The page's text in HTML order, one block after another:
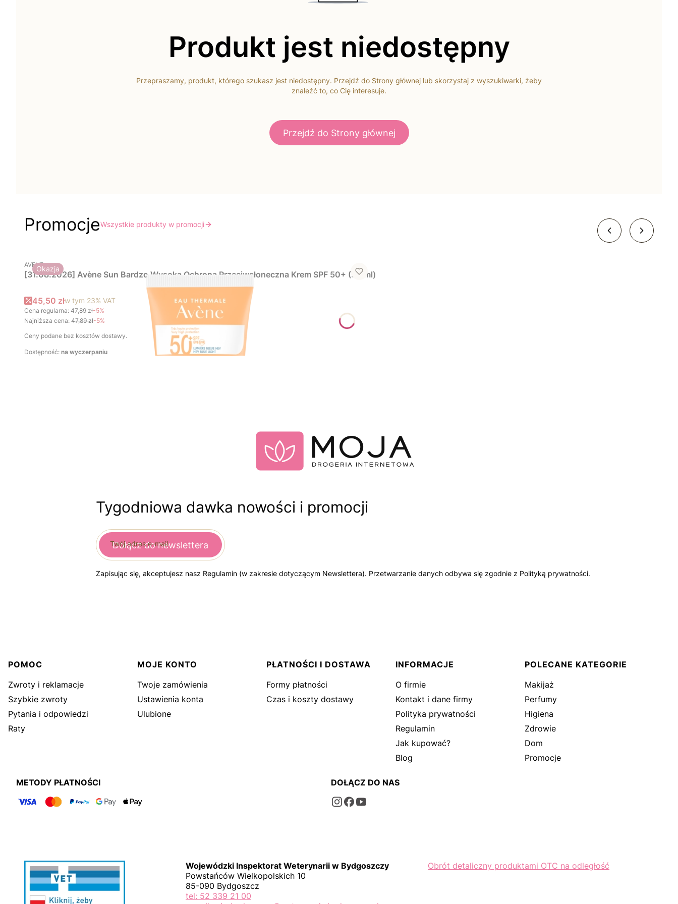
Produkt jest niedostępny
Przepraszamy, produkt, którego szukasz jest niedostępny. Przejdź do Strony głównej lub skorzystaj z wyszukiwarki, żeby
znaleźć to, co Cię interesuje.
Przejdź do Strony głównej
PromocjeWszystkie produkty w promocji
Okazja
PRODUCENT
AVENE
[31.08.2026] Avène Sun Bardzo Wysoka Ochrona Przeciwsłoneczna Krem SPF 50+ (50 ml)
Cena promocyjna brutto
45,50 złw tym 23% VAT
Cena regularna: 47,89 zł-5%
Najniższa cena: 47,89 zł-5%
Ceny podane bez kosztów dostawy.
Dostępność: na wyczerpaniu
Tygodniowa dawka nowości i promocji
Twój adres e-mail
Dołącz do newslettera
Zapisując się, akceptujesz nasz Regulamin (w zakresie dotyczącym Newslettera). Przetwarzanie danych odbywa się zgodnie z Polityką prywatności.
Linki w stopce
POMOC
Zwroty i reklamacje
Szybkie zwroty
Pytania i odpowiedzi
Raty
MOJE KONTO
Twoje zamówienia
Ustawienia konta
Ulubione
PŁATNOŚCI I DOSTAWA
Formy płatności
Czas i koszty dostawy
INFORMACJE
O firmie
Kontakt i dane firmy
Polityka prywatności
Regulamin
Jak kupować?
Blog
POLECANE KATEGORIE
Makijaż
Perfumy
Higiena
Zdrowie
Dom
Promocje
METODY PŁATNOŚCI DOŁĄCZ DO NAS
Wojewódzki Inspektorat Weterynarii w Bydgoszczy
Powstańców Wielkopolskich 10
85-090 Bydgoszcz
tel: 52 339 21 00
Obrót detaliczny produktami OTC na odległość